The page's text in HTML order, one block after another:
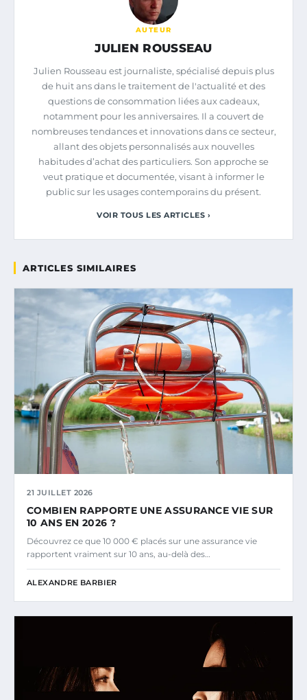
AUTEUR
JULIEN ROUSSEAU
Julien Rousseau est journaliste, spécialisé depuis plus
de huit ans dans le traitement de l'actualité et des
questions de consommation liées aux cadeaux,
notamment pour les anniversaires. Il a couvert de
nombreuses tendances et innovations dans ce secteur,
allant des objets personnalisés aux nouvelles
habitudes d’achat des particuliers. Son approche se
veut pratique et documentée, visant à informer le
public sur les usages contemporains du présent.
VOIR TOUS LES ARTICLES ›
ARTICLES SIMILAIRES
21 JUILLET 2026
COMBIEN RAPPORTE UNE ASSURANCE VIE SUR
10 ANS EN 2026 ?
Découvrez ce que 10 000 € placés sur une assurance vie
rapportent vraiment sur 10 ans, au-delà des…
ALEXANDRE BARBIER